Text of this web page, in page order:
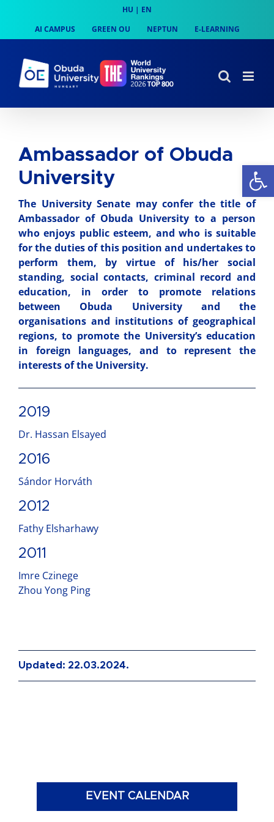
content
HU | EN
AI CAMPUS
GREEN OU NEPTUN E-LEARNING
Ambassador of Obuda
University
The University Senate may confer the title of
Ambassador of Obuda University to a person
who enjoys public esteem, and who is suitable
for the duties of this position and undertakes to
perform them, by virtue of his/her social
standing, social contacts, criminal record and
education, in order to promote relations
between Obuda University and the
organisations and institutions of geographical
regions, to promote the University’s education
in foreign languages, and to represent the
interests of the University.
2019
Dr. Hassan Elsayed
2016
Sándor Horváth
2012
Fathy Elsharhawy
2011
Imre Czinege
Zhou Yong Ping
Updated: 22.03.2024.
EVENT CALENDAR